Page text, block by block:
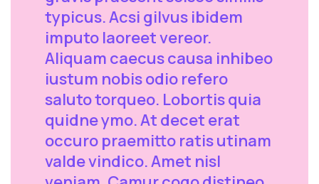
typicus. Acsi gilvus ibidem
imputo laoreet vereor.
Aliquam caecus causa inhibeo
iustum nobis odio refero
saluto torqueo. Lobortis quia
quidne ymo. At decet erat
occuro praemitto ratis utinam
valde vindico. Amet nisl